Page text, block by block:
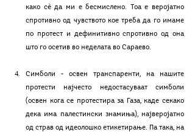
како cѐ да ми е бесмислено. Тоа е веројатно
спротивно од чувството кое треба да го имаме
по протест и дефинитивно спрoтивно од она
што го осетив во неделата во Сараево.
Симболи - освен транспаренти, на нашите
протести најчесто недостасуваат симболи
(освен кога се протестира за Газа, каде секако
дека има палестински знамиња), најверојатно
од страв од идеолошко етикетирање. Па така, на